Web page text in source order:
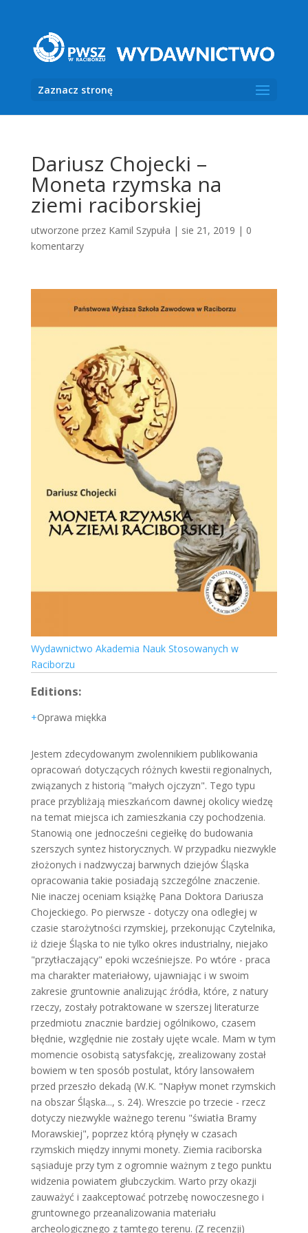
Zaznacz stronę
Dariusz Chojecki –
Moneta rzymska na
ziemi raciborskiej
utworzone przez Kamil Szypuła | sie 21, 2019 | 0
komentarzy
Wydawnictwo Akademia Nauk Stosowanych w
Raciborzu
Editions:
Oprawa miękka
Jestem zdecydowanym zwolennikiem publikowania
opracowań dotyczących różnych kwestii regionalnych,
związanych z historią "małych ojczyzn". Tego typu
prace przybliżają mieszkańcom dawnej okolicy wiedzę
na temat miejsca ich zamieszkania czy pochodzenia.
Stanowią one jednocześni cegiełkę do budowania
szerszych syntez historycznych. W przypadku niezwykle
złożonych i nadzwyczaj barwnych dziejów Śląska
opracowania takie posiadają szczególne znaczenie.
Nie inaczej oceniam książkę Pana Doktora Dariusza
Chojeckiego. Po pierwsze - dotyczy ona odległej w
czasie starożytności rzymskiej, przekonując Czytelnika,
iż dzieje Śląska to nie tylko okres industrialny, niejako
"przytłaczający" epoki wcześniejsze. Po wtóre - praca
ma charakter materiałowy, ujawniając i w swoim
zakresie gruntownie analizując źródła, które, z natury
rzeczy, zostały potraktowane w szerszej literaturze
przedmiotu znacznie bardziej ogólnikowo, czasem
błędnie, względnie nie zostały ujęte wcale. Mam w tym
momencie osobistą satysfakcję, zrealizowany został
bowiem w ten sposób postulat, który lansowałem
przed przeszło dekadą (W.K. "Napływ monet rzymskich
na obszar Śląska..., s. 24). Wreszcie po trzecie - rzecz
dotyczy niezwykle ważnego terenu "światła Bramy
Morawskiej", poprzez którą płynęły w czasach
rzymskich między innymi monety. Ziemia raciborska
sąsiaduje przy tym z ogromnie ważnym z tego punktu
widzenia powiatem głubczyckim. Warto przy okazji
zauważyć i zaakceptować potrzebę nowoczesnego i
gruntownego przeanalizowania materiału
archeologicznego z tamtego terenu. (Z recenzji)